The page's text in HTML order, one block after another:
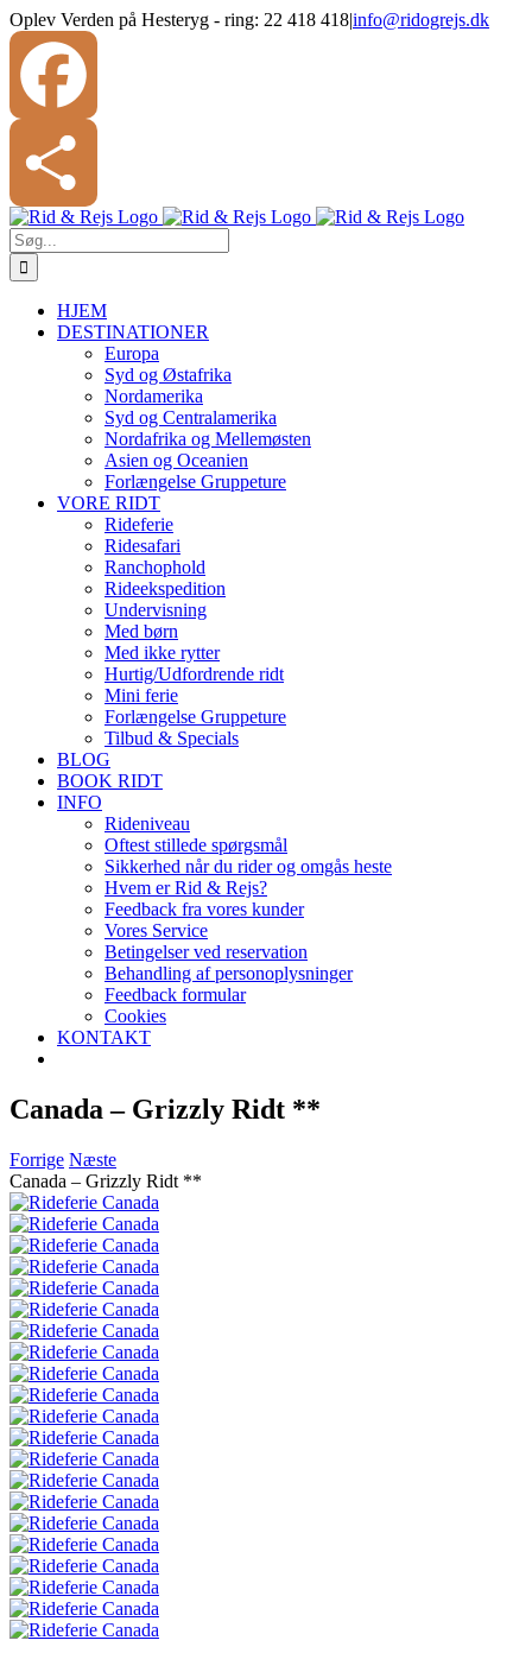
Skip
to
content
Oplev Verden på Hesteryg - ring: 22 418 418|info@ridogrejs.dk
Facebook
Share
Søg
efter:
HJEM
DESTINATIONER
Europa
Syd og Østafrika
Nordamerika
Syd og Centralamerika
Nordafrika og Mellemøsten
Asien og Oceanien
Forlængelse Gruppeture
VORE RIDT
Rideferie
Ridesafari
Ranchophold
Rideekspedition
Undervisning
Med børn
Med ikke rytter
Hurtig/Udfordrende ridt
Mini ferie
Forlængelse Gruppeture
Tilbud & Specials
BLOG
BOOK RIDT
INFO
Rideniveau
Oftest stillede spørgsmål
Sikkerhed når du rider og omgås heste
Hvem er Rid & Rejs?
Feedback fra vores kunder
Vores Service
Betingelser ved reservation
Behandling af personoplysninger
Feedback formular
Cookies
KONTAKT
Canada – Grizzly Ridt **
Forrige Næste
Canada – Grizzly Ridt **